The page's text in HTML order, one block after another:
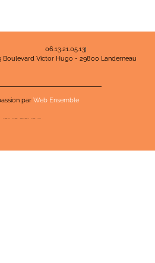
06.13.21.05.13
Boulevard Victor Hugo - 29800 Landerneau
par Web Ensemble
·−·· ··− −·−· ·− ···